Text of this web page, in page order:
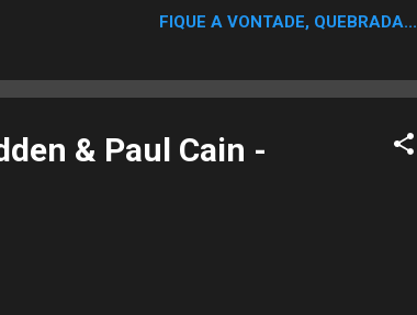
FIQUE A VONTADE, QUEBRADA...
& Paul Cain -